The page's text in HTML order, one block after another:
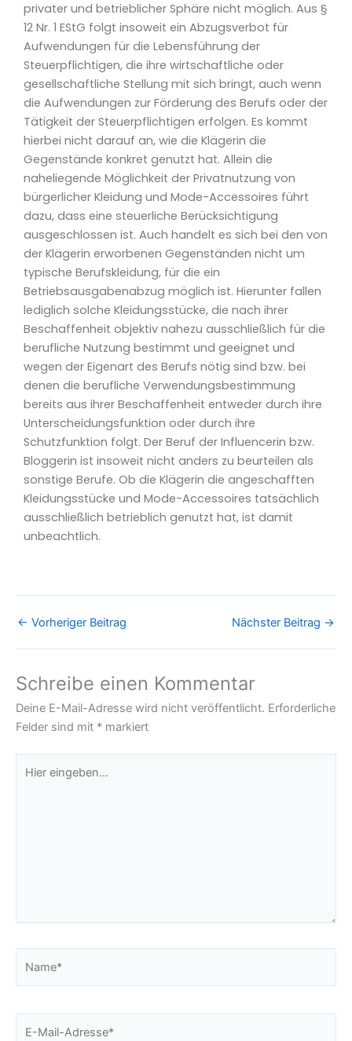
privater und betrieblicher Sphäre nicht möglich. Aus §
12 Nr. 1 EStG folgt insoweit ein Abzugsverbot für
Aufwendungen für die Lebensführung der
Steuerpflichtigen, die ihre wirtschaftliche oder
gesellschaftliche Stellung mit sich bringt, auch wenn
die Aufwendungen zur Förderung des Berufs oder der
Tätigkeit der Steuerpflichtigen erfolgen. Es kommt
hierbei nicht darauf an, wie die Klägerin die
Gegenstände konkret genutzt hat. Allein die
naheliegende Möglichkeit der Privatnutzung von
bürgerlicher Kleidung und Mode-Accessoires führt
dazu, dass eine steuerliche Berücksichtigung
ausgeschlossen ist. Auch handelt es sich bei den von
der Klägerin erworbenen Gegenständen nicht um
typische Berufskleidung, für die ein
Betriebsausgabenabzug möglich ist. Hierunter fallen
lediglich solche Kleidungsstücke, die nach ihrer
Beschaffenheit objektiv nahezu ausschließlich für die
berufliche Nutzung bestimmt und geeignet und
wegen der Eigenart des Berufs nötig sind bzw. bei
denen die berufliche Verwendungsbestimmung
bereits aus ihrer Beschaffenheit entweder durch ihre
Unterscheidungsfunktion oder durch ihre
Schutzfunktion folgt. Der Beruf der Influencerin bzw.
Bloggerin ist insoweit nicht anders zu beurteilen als
sonstige Berufe. Ob die Klägerin die angeschafften
Kleidungsstücke und Mode-Accessoires tatsächlich
ausschließlich betrieblich genutzt hat, ist damit
unbeachtlich.
← Vorheriger Beitrag Nächster Beitrag →
Schreibe einen Kommentar
Deine E-Mail-Adresse wird nicht veröffentlicht. Erforderliche
Felder sind mit * markiert
eingeben…